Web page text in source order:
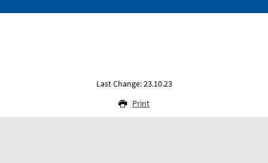
Last Change: 23.10.23
Print